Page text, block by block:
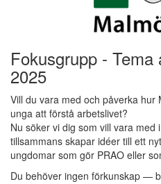
Fokusgrupp -
2025
Vill du vara med och påverka
unga att förstå arbetslivet?
Nu söker vi dig som vill vara
tillsammans skapar idéer till ett
ungdomar som gör PRAO eller
Du behöver ingen förkunskap —